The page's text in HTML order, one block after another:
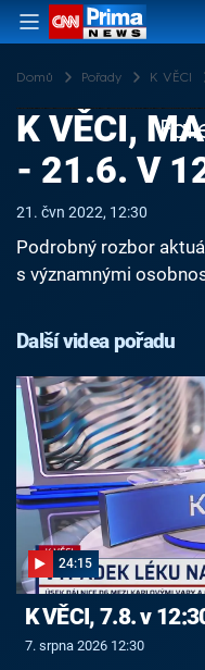
Domů Pořady K VĚCI
K VĚCI,
- 21.6. V
21. čvn 2022, 12:30
Podrobný rozbor
s významnými
Další videa pořadu
24:15
K VĚCI, 7.8. v
7. srpna 2026 12:30